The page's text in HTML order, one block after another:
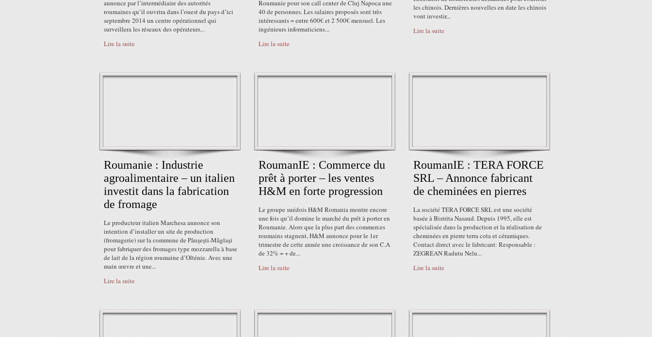
annonce par l’intermédiaire des autorités
roumaines qu’il ouvrira dans l’ouest du pays d’ici
septembre 2014 un centre opérationnel qui
surveillera les réseaux des opérateurs...
Lire la suite
Roumanie pour son call center de Cluj Napoca une
40 de personnes. Les salaires proposés sont très
intéressants = entre 600€ et 2 500€ mensuel. Les
ingénieurs informaticiens...
Lire la suite
les chinois. Dernières nouvelles en date les chinois
vont investir...
Lire la suite
Roumanie : Industrie
agroalimentaire – un italien
investit dans la fabrication
de fromage
Le producteur italien Marchesa annonce son
intention d’installer un site de production
(fromagerie) sur la commune de Păuşeşti-Măglaşi
pour fabriquer des fromages type mozzarella à base
de lait de la région roumaine d’Olténie. Avec une
main œuvre et une...
Lire la suite
RoumanIE : Commerce du
prêt à porter – les ventes
H&M en forte progression
Le groupe suédois H&M Romania montre encore
une fois qu’il domine le marché du prêt à porter en
Roumanie. Alors que la plus part des commerces
roumains stagnent, H&M annonce pour le 1er
trimestre de cette année une croissance de son C.A
de 32% = + de...
Lire la suite
RoumanIE : TERA FORCE
SRL – Annonce fabricant
de cheminées en pierres
La société TERA FORCE SRL est une société
basée à Bistrita Nasaud. Depuis 1995, elle est
spécialisée dans la production et la réalisation de
cheminées en pierre terra cota et céramiques.
Contact direct avec le fabricant: Responsable :
ZEGREAN Radutu Nelu...
Lire la suite